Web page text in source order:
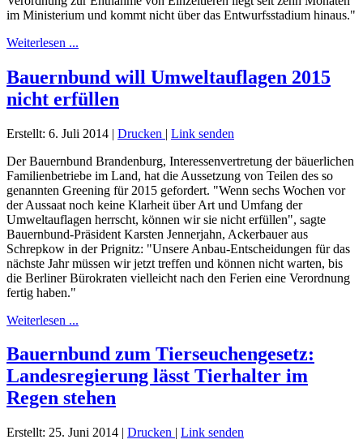
im Ministerium und kommt nicht über das Entwurfsstadium hinaus."
Weiterlesen ...
Bauernbund will Umweltauflagen 2015
nicht erfüllen
Erstellt: 6. Juli 2014 | Drucken | Link senden
Der Bauernbund Brandenburg, Interessenvertretung der bäuerlichen
Familienbetriebe im Land, hat die Aussetzung von Teilen des so
genannten Greening für 2015 gefordert. "Wenn sechs Wochen vor
der Aussaat noch keine Klarheit über Art und Umfang der
Umweltauflagen herrscht, können wir sie nicht erfüllen", sagte
Bauernbund-Präsident Karsten Jennerjahn, Ackerbauer aus
Schrepkow in der Prignitz: "Unsere Anbau-Entscheidungen für das
nächste Jahr müssen wir jetzt treffen und können nicht warten, bis
die Berliner Bürokraten vielleicht nach den Ferien eine Verordnung
fertig haben."
Weiterlesen ...
Bauernbund zum Tierseuchengesetz:
Landesregierung lässt Tierhalter im
Regen stehen
Erstellt: 25. Juni 2014 | Drucken | Link senden